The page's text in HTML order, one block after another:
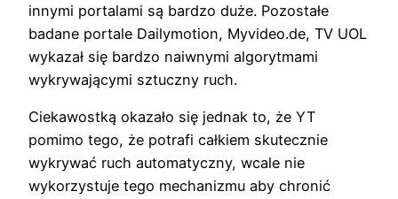
innymi portalami są bardzo duże. Pozostałe
badane portale Dailymotion, Myvideo.de, TV UOL
wykazał się bardzo naiwnymi algorytmami
wykrywającymi sztuczny ruch.
Ciekawostką okazało się jednak to, że YT
pomimo tego, że potrafi całkiem skutecznie
wykrywać ruch automatyczny, wcale nie
wykorzystuje tego mechanizmu aby chronić